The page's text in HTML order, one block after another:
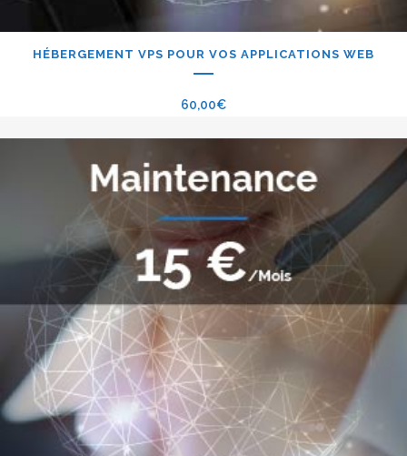
HÉBERGEMENT VPS POUR VOS APPLICATIONS WEB
60,00€